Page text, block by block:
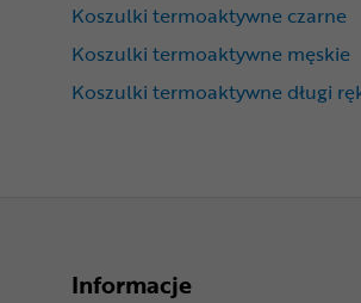
Koszulki termoaktywne czarne
Koszulki termoaktywne męskie
Koszulki termoaktywne długi
Informacje